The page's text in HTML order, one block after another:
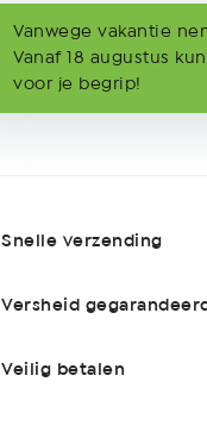
Vanwege vakantie
Vanaf 18 augustus
voor je begrip!
Snelle verzending
Versheid
Veilig betalen